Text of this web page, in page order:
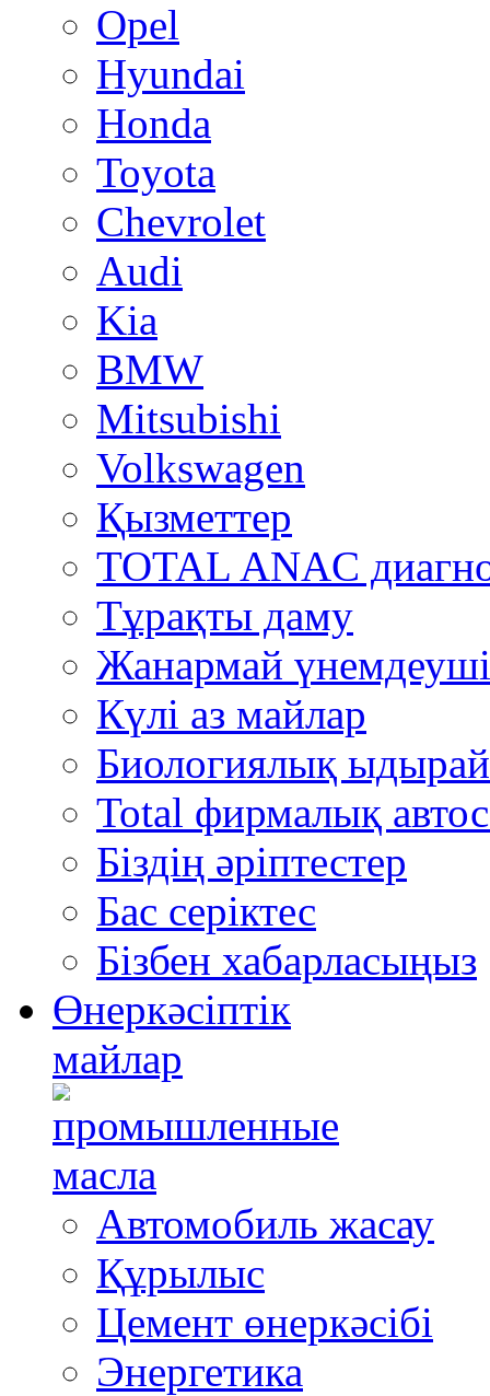
Opel
Hyundai
Honda
Toyota
Chevrolet
Audi
Kia
BMW
Mitsubishi
Volkswagen
Қызметтер
TOTAL ANAC
Тұрақты даму
Жанармай
Күлі аз майлар
Биологиялық
Total фирмалық
Біздің әріптестер
Бас серіктес
Бізбен хабарласыңыз
Өнеркәсіптік
майлар
Автомобиль жасау
Құрылыс
Цемент өнеркәсібі
Энергетика